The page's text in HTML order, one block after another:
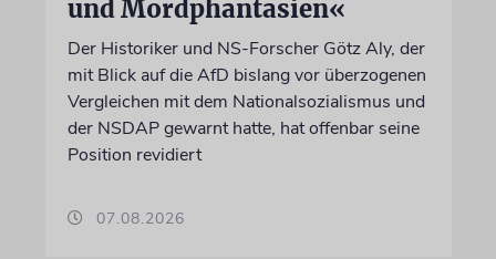
und Mordphantasien«
Der Historiker und NS-Forscher Götz Aly, der
mit Blick auf die AfD bislang vor überzogenen
Vergleichen mit dem Nationalsozialismus und
der NSDAP gewarnt hatte, hat offenbar seine
Position revidiert
07.08.2026